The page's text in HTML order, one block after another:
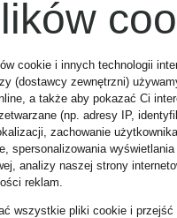
cookie i innych technologii
(dostawcy zewnętrzni)
a także aby pokazać Ci
(np. adresy IP,
zachowanie
spersonalizowania
analizy naszej strony
reklam.
wszystkie pliki cookie i przejść